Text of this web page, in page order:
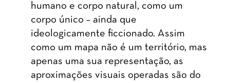
humano e corpo natural, como um
corpo único – ainda que
ideologicamente ficcionado. Assim
como um mapa não é um território, mas
apenas uma sua representação, as
aproximações visuais operadas são do